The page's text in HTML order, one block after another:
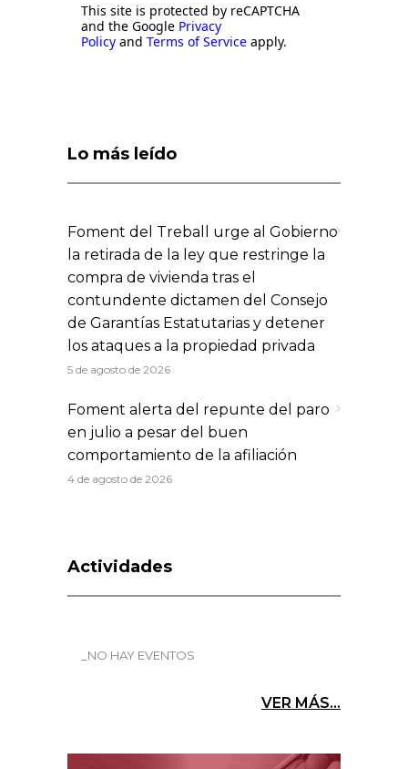
This site is protected by reCAPTCHA
and the Google Privacy
Policy and Terms of Service apply.
Lo más leído
Foment del Treball urge al Gobierno
la retirada de la ley que restringe la
compra de vivienda tras el
contundente dictamen del Consejo
de Garantías Estatutarias y detener
los ataques a la propiedad privada
5 de agosto de 2026
Foment alerta del repunte del paro
en julio a pesar del buen
comportamiento de la afiliación
4 de agosto de 2026
Actividades
_NO HAY EVENTOS
VER MÁS...